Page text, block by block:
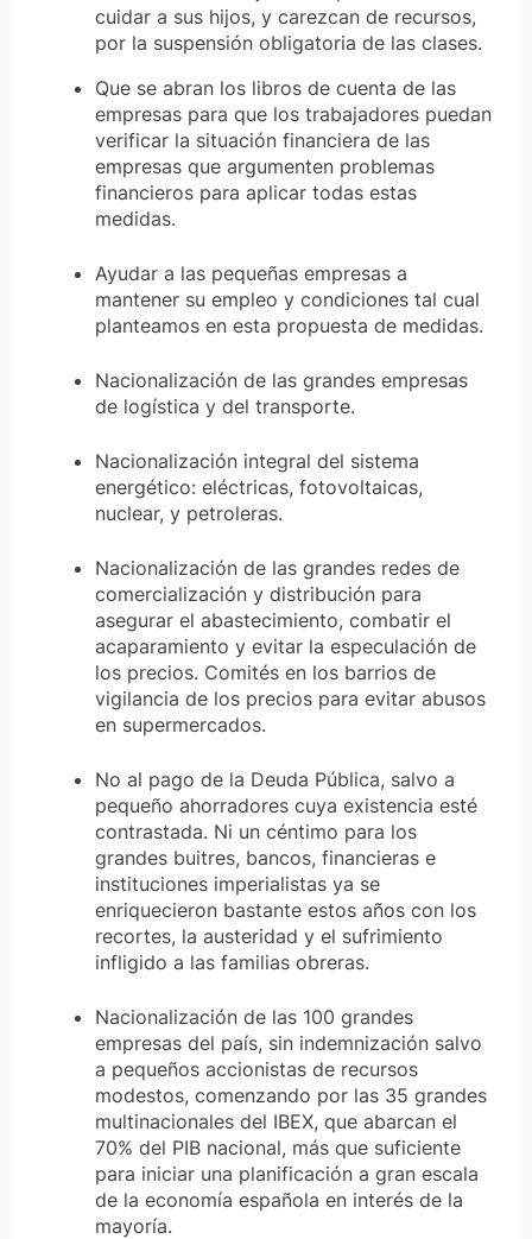
cuidar a sus hijos, y carezcan de recursos,
por la suspensión obligatoria de las clases.
Que se abran los libros de cuenta de las
empresas para que los trabajadores puedan
verificar la situación financiera de las
empresas que argumenten problemas
financieros para aplicar todas estas
medidas.
Ayudar a las pequeñas empresas a
mantener su empleo y condiciones tal cual
planteamos en esta propuesta de medidas.
Nacionalización de las grandes empresas
de logística y del transporte.
Nacionalización integral del sistema
energético: eléctricas, fotovoltaicas,
nuclear, y petroleras.
Nacionalización de las grandes redes de
comercialización y distribución para
asegurar el abastecimiento, combatir el
acaparamiento y evitar la especulación de
los precios. Comités en los barrios de
vigilancia de los precios para evitar abusos
en supermercados.
No al pago de la Deuda Pública, salvo a
pequeño ahorradores cuya existencia esté
contrastada. Ni un céntimo para los
grandes buitres, bancos, financieras e
instituciones imperialistas ya se
enriquecieron bastante estos años con los
recortes, la austeridad y el sufrimiento
infligido a las familias obreras.
Nacionalización de las 100 grandes
empresas del país, sin indemnización salvo
a pequeños accionistas de recursos
modestos, comenzando por las 35 grandes
multinacionales del IBEX, que abarcan el
70% del PIB nacional, más que suficiente
para iniciar una planificación a gran escala
de la economía española en interés de la
mayoría.